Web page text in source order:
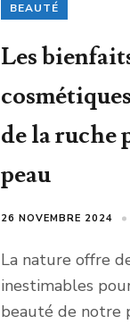
BEAUTÉ
Les
de la ruche
peau
26 NOVEMBRE 2024
La nature offre
inestimables
beauté de notre